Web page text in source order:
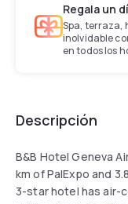
Regala un
Spa, terraza,
inolvidable
en todos los
Descripción
B&B Hotel Geneva
km of PalExpo and
3-star hotel has air-